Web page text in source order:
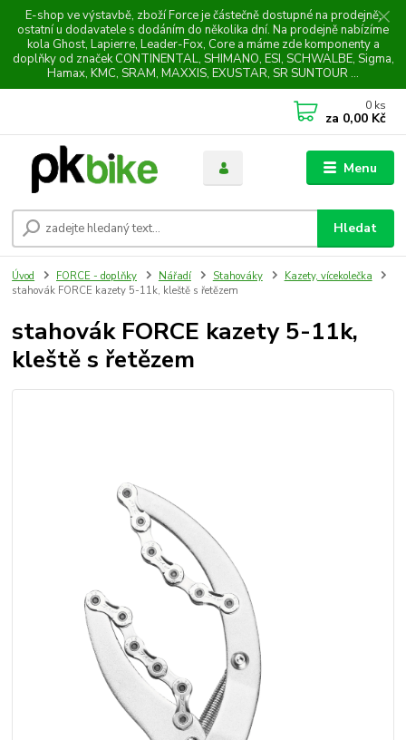
E-shop ve výstavbě, zboží Force je částečně dostupné na prodejně,
ostatní u dodavatele s dodáním do několika dní. Na prodejně nabízíme
kola Ghost, Lapierre, Leader-Fox, Core a máme zde komponenty a
doplňky od značek CONTINENTAL, SHIMANO, ESI, SCHWALBE, Sigma,
Hamax, KMC, SRAM, MAXXIS, EXUSTAR, SR SUNTOUR ...
Menu
Hledat
0 ks
za 0,00 Kč
Úvod FORCE - doplňky Nářadí Stahováky
Kazety, vícekolečka
stahovák FORCE kazety 5-11k, kleště s řetězem
stahovák FORCE kazety 5-11k,
kleště s řetězem